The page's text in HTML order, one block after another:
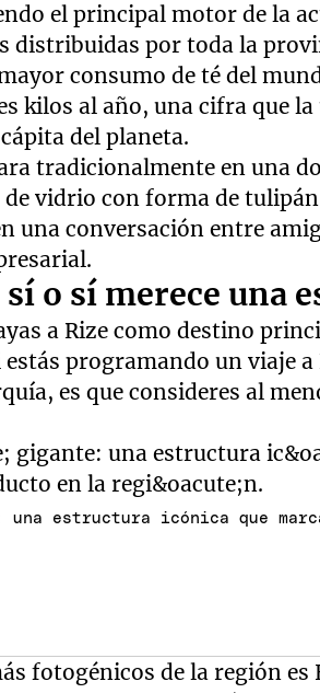
el principal motor de la
distribuidas por toda la
consumo de té del
kilos al año, una cifra que
del planeta.
tradicionalmente en una
de vidrio con forma de
una conversación entre
o sí merece una
a Rize como destino
programando un viaje
es que consideres al
estructura icónica que
fotogénicos de la región es